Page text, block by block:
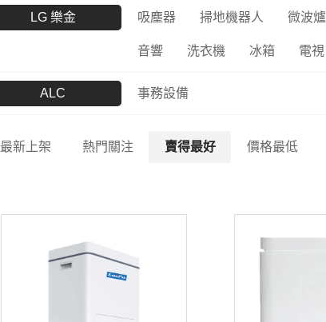
LG 樂金 吸塵器 掃地機器人 微波爐
音響 洗衣機 冰箱 電視
ALC 事務設備
最新上架 熱門關注 賣得最好 價格最低